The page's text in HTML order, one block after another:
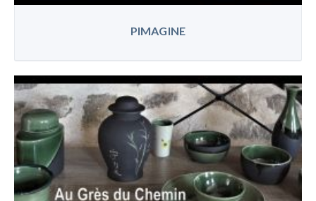
PIMAGINE